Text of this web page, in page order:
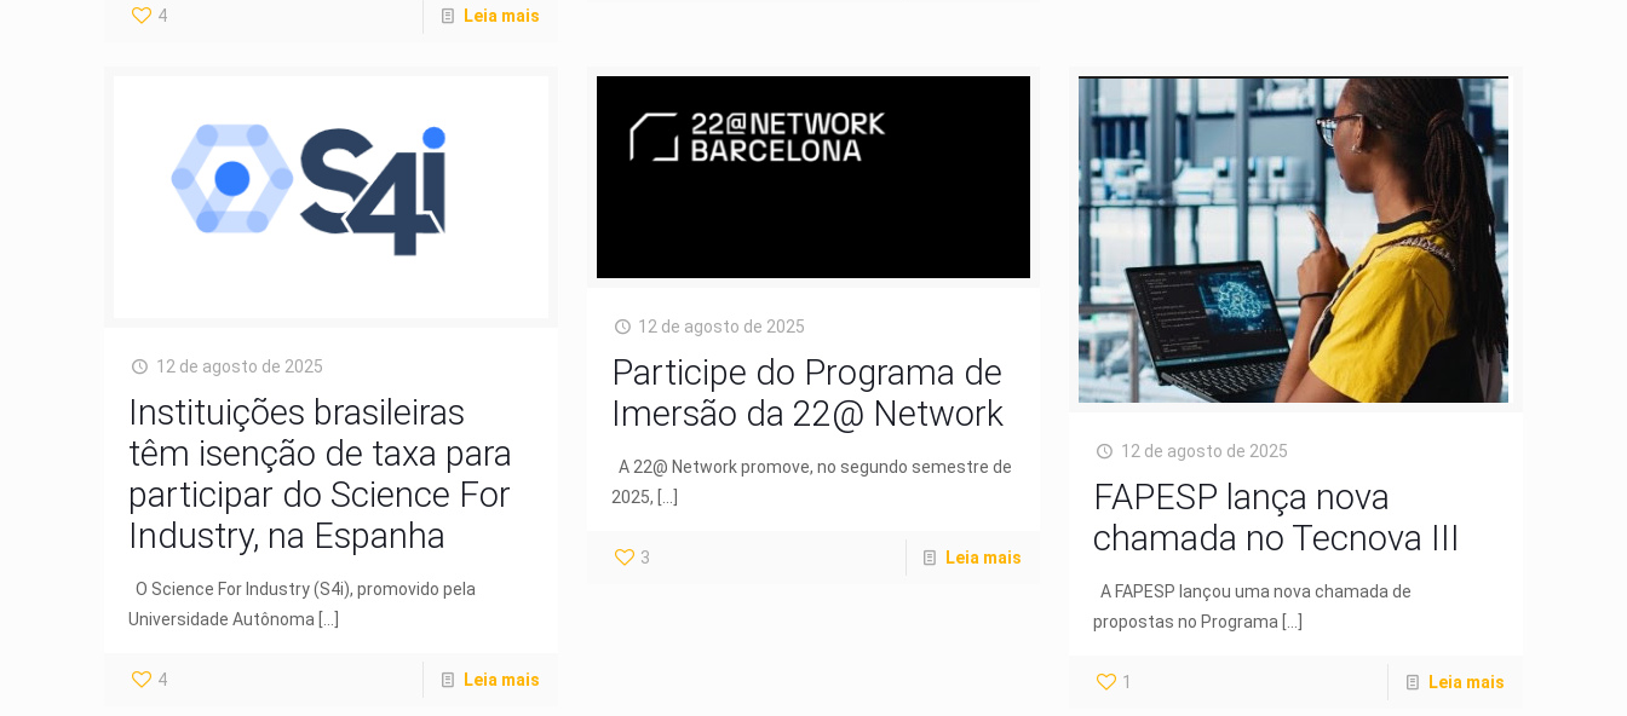
4 Leia mais
12 de agosto de 2025
Instituições brasileiras
têm isenção de taxa para
participar do Science For
Industry, na Espanha
O Science For Industry (S4i), promovido pela
Universidade Autônoma […]
4 Leia mais
12 de agosto de 2025
Participe do Programa de
Imersão da 22@ Network
A 22@ Network promove, no segundo semestre de
2025,
3 Leia mais
12 de agosto de 2025
FAPESP lança nova
chamada no Tecnova III
A FAPESP lançou uma nova chamada de
propostas no Programa
1 Leia mais